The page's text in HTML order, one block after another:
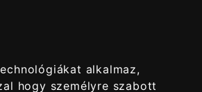
alkalmaz,
hogy személyre szabott